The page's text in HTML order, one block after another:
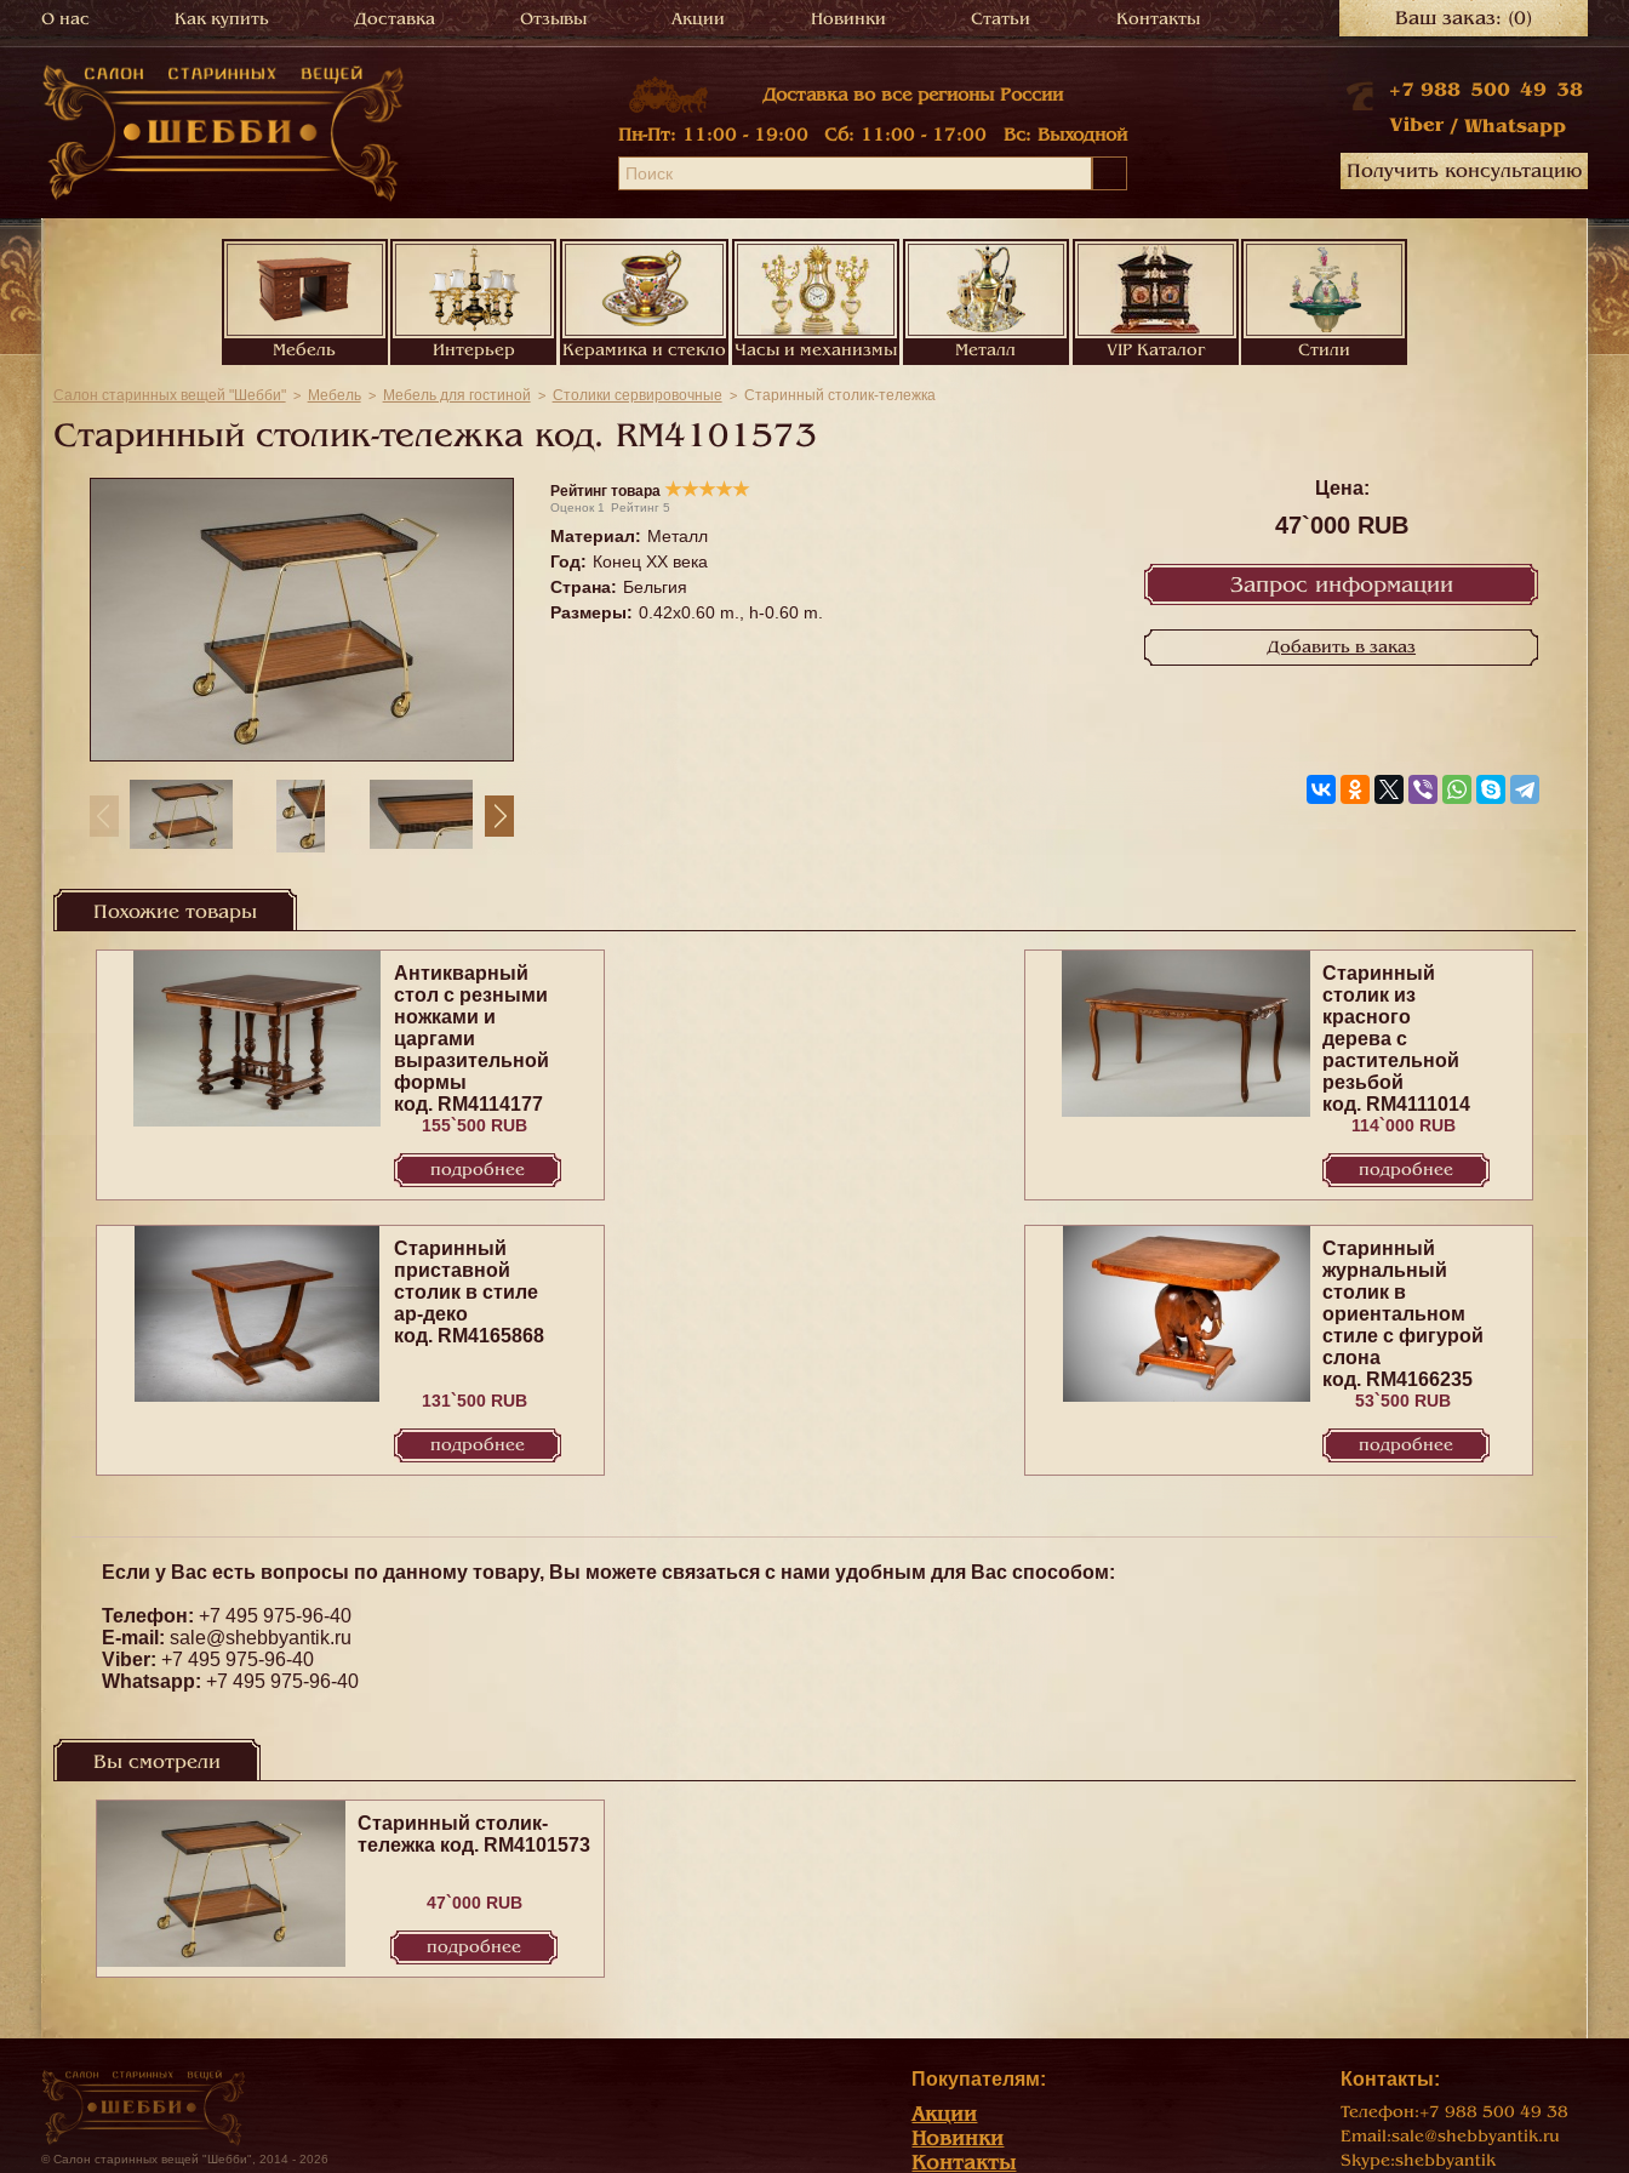
О нас Как купить Доставка Отзывы Акции Новинки Статьи Контакты Ваш заказ:(0)
Доставка во все регионы России
Пн-Пт: 11:00 - 19:00 Сб: 11:00 - 17:00 Вс: Выходной
+7 988 500 49 38
Viber / Whatsapp
Получить консультацию
Мебель Интерьер Керамика и стекло Часы и механизмы Металл VIP Каталог Стили
Салон старинных вещей "Шебби" Мебель Мебель для гостиной Столики сервировочные Старинный столик-тележка
Старинный столик-тележка код. RM4101573
Рейтинг товара ★★★★★
Оценок 1 Рейтинг 5
Материал: Металл
Год: Конец XX векa
Страна: Бельгия
Размеры: 0.42x0.60 m., h-0.60 m.
Цена:
47`000 RUB
Запрос информации
Добавить в заказ
Похожие товары
Антикварный
стол с резными
ножками и
царгами
выразительной
формы
код. RM4114177
155`500 RUB
подробнее
Старинный
столик из
красного
дерева с
растительной
резьбой
код. RM4111014
114`000 RUB
подробнее
Старинный
приставной
столик в стиле
ар-деко
код. RM4165868
131`500 RUB
подробнее
Старинный
журнальный
столик в
ориентальном
стиле с фигурой
слона
код. RM4166235
53`500 RUB
подробнее
Если у Вас есть вопросы по данному товару, Вы можете связаться с нами удобным для Вас способом:
Телефон: +7 495 975-96-40
E-mail: sale@shebbyantik.ru
Viber: +7 495 975-96-40
Whatsapp: +7 495 975-96-40
Вы смотрели
Старинный столик-
тележка код. RM4101573
47`000 RUB
подробнее
© Салон старинных вещей "Шебби", 2014 - 2026
Покупателям:
Акции
Новинки
Контакты
Контакты:
Телефон:+7 988 500 49 38
Email:sale@shebbyantik.ru
Skype:shebbyantik